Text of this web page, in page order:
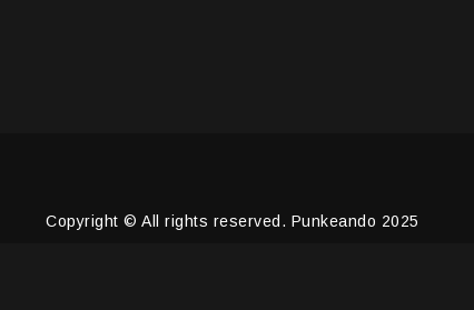
Copyright © All rights reserved. Punkeando 2025